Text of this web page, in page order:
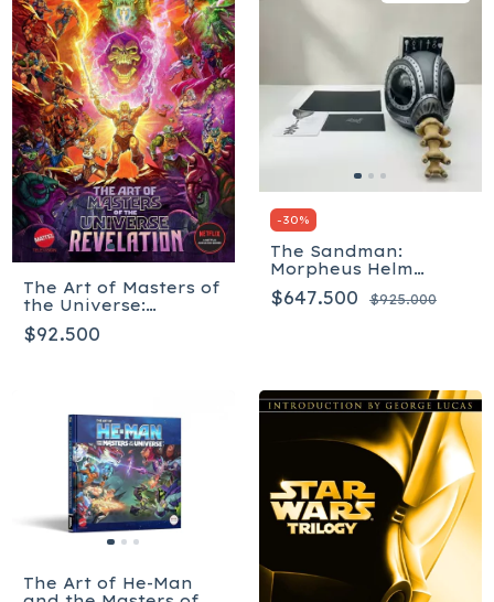
The Art of Masters of
the Universe:
Revelation
$92.500
-30%
The Sandman:
Morpheus Helm
Masterpiece Edition -
Inglés
$647.500 $925.000
The Art of He-Man